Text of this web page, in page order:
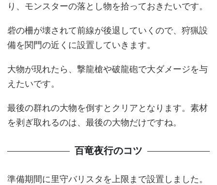
り、モンスターの落とし物を拾っておきたいです。
砦の柵が壊されて前線が後退していくので、狩猟設
備を関門の近くに設置していきます。
大物が現れたら、撃龍槍や破龍砲で大ダメージを与
えたいです。
最後の群れの大物を倒すとクリアとなります。素材
を剥ぎ取れるのは、最後の大物だけですね。
百竜夜行のコツ
準備期間に里守バリスタを上限まで設置しました。